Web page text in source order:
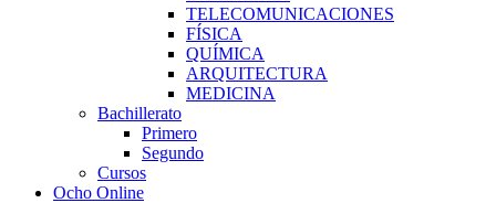
TELECOMUNICACIONES
FÍSICA
QUÍMICA
ARQUITECTURA
MEDICINA
Bachillerato
Primero
Segundo
Cursos
Ocho Online